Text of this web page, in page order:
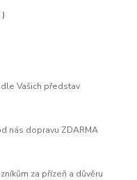
Vašich představ
nás dopravu ZDARMA
za přízeň a důvěru